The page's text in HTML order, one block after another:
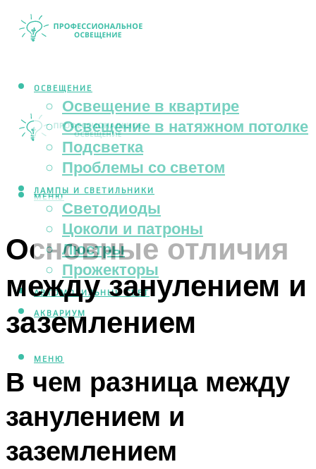
ОСВЕЩЕНИЕ
Освещение в квартире
Освещение в натяжном потолке
Подсветка
Проблемы со светом
ЛАМПЫ И СВЕТИЛЬНИКИ
Светодиоды
Цоколи и патроны
Люстры
Прожекторы
АВТОМОБИЛЬНЫЙ СВЕТ
АКВАРИУМ
МЕНЮ
МЕНЮ
Основные отличия
между занулением и
заземлением
В чем разница между
занулением и
заземлением